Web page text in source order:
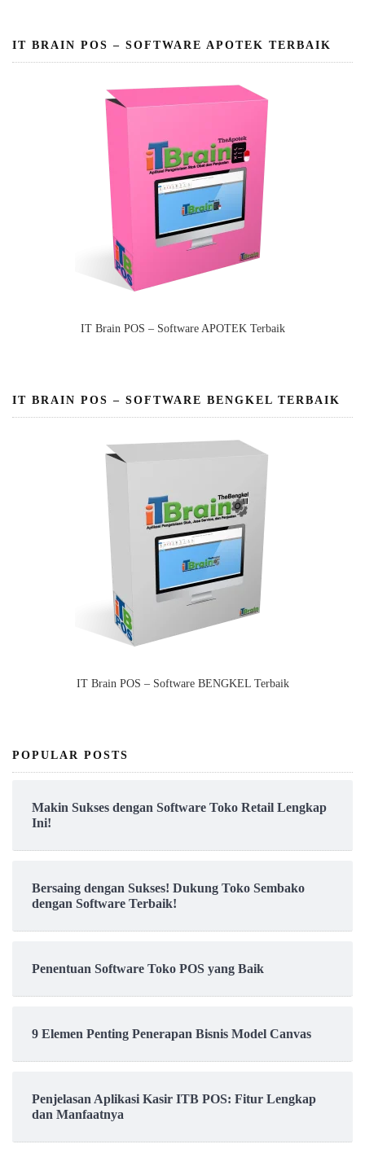
IT BRAIN POS – SOFTWARE APOTEK TERBAIK
IT Brain POS – Software APOTEK Terbaik
IT BRAIN POS – SOFTWARE BENGKEL TERBAIK
IT Brain POS – Software BENGKEL Terbaik
POPULAR POSTS
Makin Sukses dengan Software Toko Retail Lengkap
Ini!
Bersaing dengan Sukses! Dukung Toko Sembako
dengan Software Terbaik!
Penentuan Software Toko POS yang Baik
9 Elemen Penting Penerapan Bisnis Model Canvas
Penjelasan Aplikasi Kasir ITB POS: Fitur Lengkap
dan Manfaatnya